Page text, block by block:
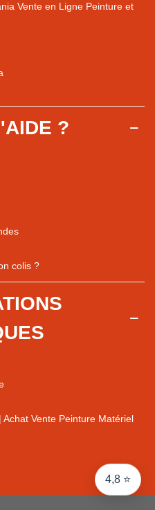
4,8 ⭐
du magasin
Chez vous, Point relais, Retrait magasin
Vente en Ligne Peinture et
?
colis ?
Vente Peinture Matériel